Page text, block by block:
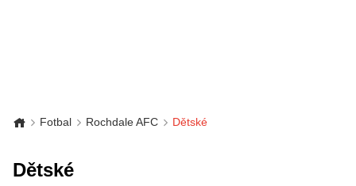
Fotbal Rochdale AFC Dětské
Dětské